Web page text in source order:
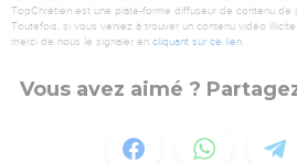
TopChrétien est une plate-forme diffuseur de contenu de
Toutefois, si vous veniez à trouver un contenu vidéo
merci de nous le signaler en cliquant sur ce lien.
Vous avez aimé ?